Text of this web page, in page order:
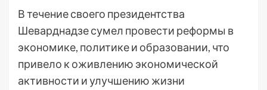
В течение своего президентства
Шеварднадзе сумел провести реформы в
экономике, политике и образовании, что
привело к оживлению экономической
активности и улучшению жизни